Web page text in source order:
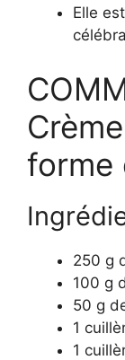
Elle
forme
250 g
100 g
50 g
1
1